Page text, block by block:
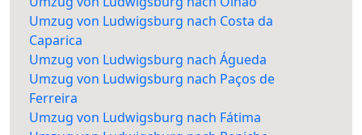
Umzug von Ludwigsburg nach Costa da
Caparica
Umzug von Ludwigsburg nach Águeda
Umzug von Ludwigsburg nach Paços de
Ferreira
Umzug von Ludwigsburg nach Fátima